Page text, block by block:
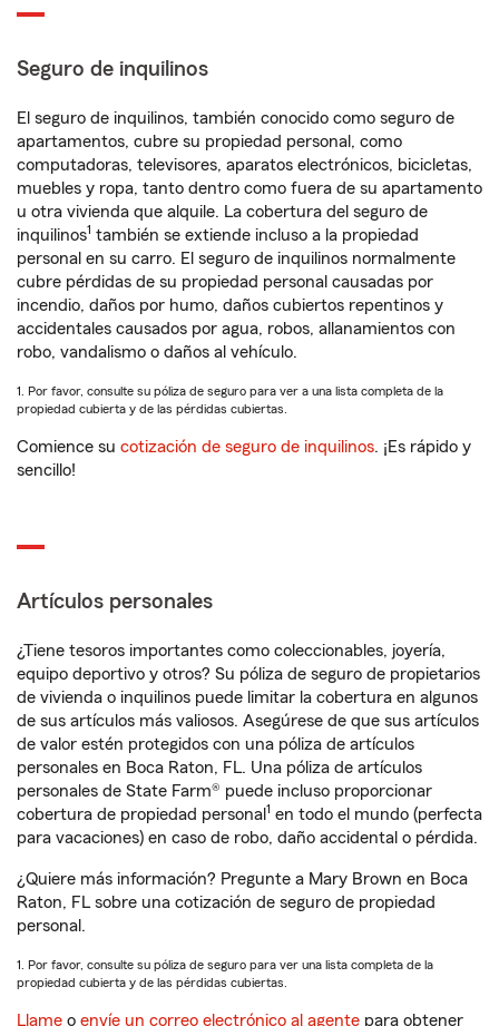
Seguro de inquilinos
El seguro de inquilinos, también conocido como seguro de
apartamentos, cubre su propiedad personal, como
computadoras, televisores, aparatos electrónicos, bicicletas,
muebles y ropa, tanto dentro como fuera de su apartamento
u otra vivienda que alquile. La cobertura del seguro de
inquilinos1 también se extiende incluso a la propiedad
personal en su carro. El seguro de inquilinos normalmente
cubre pérdidas de su propiedad personal causadas por
incendio, daños por humo, daños cubiertos repentinos y
accidentales causados por agua, robos, allanamientos con
robo, vandalismo o daños al vehículo.
1. Por favor, consulte su póliza de seguro para ver a una lista completa de la
propiedad cubierta y de las pérdidas cubiertas.
Comience su cotización de seguro de inquilinos. ¡Es rápido y
sencillo!
Artículos personales
¿Tiene tesoros importantes como coleccionables, joyería,
equipo deportivo y otros? Su póliza de seguro de propietarios
de vivienda o inquilinos puede limitar la cobertura en algunos
de sus artículos más valiosos. Asegúrese de que sus artículos
de valor estén protegidos con una póliza de artículos
personales en Boca Raton, FL. Una póliza de artículos
personales de State Farm® puede incluso proporcionar
cobertura de propiedad personal 1 en todo el mundo (perfecta
para vacaciones) en caso de robo, daño accidental o pérdida.
¿Quiere más información? Pregunte a Mary Brown en Boca
Raton, FL sobre una cotización de seguro de propiedad
personal.
1. Por favor, consulte su póliza de seguro para ver una lista completa de la
propiedad cubierta y de las pérdidas cubiertas.
Llame o envíe un correo electrónico al agente para obtener